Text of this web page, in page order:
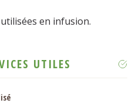
en infusion.
UTILES